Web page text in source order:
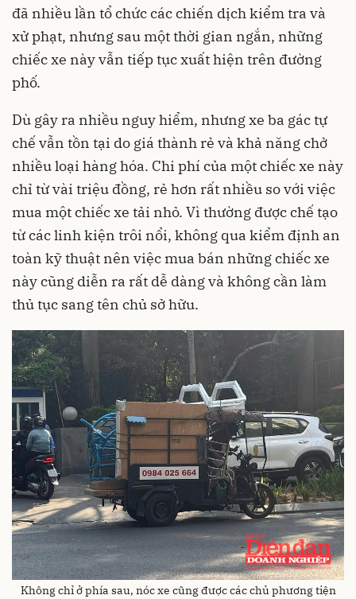
đã nhiều lần tổ chức các chiến dịch kiểm tra và
xử phạt, nhưng sau một thời gian ngắn, những
chiếc xe này vẫn tiếp tục xuất hiện trên đường
phố.
Dù gây ra nhiều nguy hiểm, nhưng xe ba gác tự
chế vẫn tồn tại do giá thành rẻ và khả năng chở
nhiều loại hàng hóa. Chi phí của một chiếc xe này
chỉ từ vài triệu đồng, rẻ hơn rất nhiều so với việc
mua một chiếc xe tải nhỏ. Vì thường được chế tạo
từ các linh kiện trôi nổi, không qua kiểm định an
toàn kỹ thuật nên việc mua bán những chiếc xe
này cũng diễn ra rất dễ dàng và không cần làm
thủ tục sang tên chủ sở hữu.
Không chỉ ở phía sau, nóc xe cũng được các chủ phương tiện